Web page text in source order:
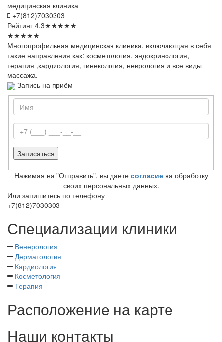
медицинская клиника
+7(812)7030303
Рейтинг 4.3★★★★★
★★★★★
Многопрофильная медицинская клиника, включающая в себя
такие направления как: косметология, эндокринология,
терапия ,кардиология, гинекология, неврология и все виды
массажа.
Запись на приём
Нажимая на "Отправить", вы даете согласиена обработку
своих персональных данных.
Или запишитесь по телефону
+7(812)7030303
Специализации клиники
Венерология
Дерматология
Кардиология
Косметология
Терапия
Расположение на карте
Наши контакты